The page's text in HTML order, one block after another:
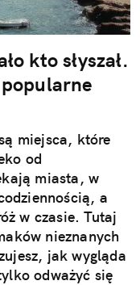
kto słyszał.
miejsca, które
od
miasta, w
a
w czasie. Tutaj
nieznanych
jak wygląda
odważyć się